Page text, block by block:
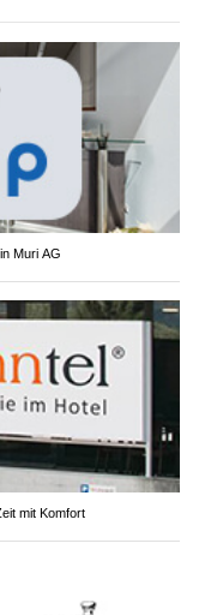
Muri AG
mit Komfort